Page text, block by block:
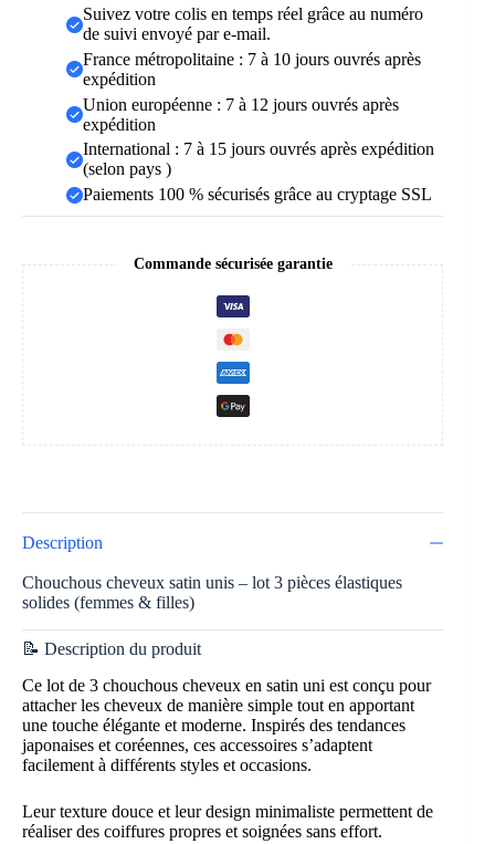
Suivez votre colis en temps réel grâce au numéro
de suivi envoyé par e-mail.
France métropolitaine : 7 à 10 jours ouvrés après
expédition
Union européenne : 7 à 12 jours ouvrés après
expédition
International : 7 à 15 jours ouvrés après expédition
(selon pays )
Paiements 100 % sécurisés grâce au cryptage SSL
Commande sécurisée garantie
Description
Chouchous cheveux satin unis – lot 3 pièces élastiques
solides (femmes & filles)
📝 Description du produit
Ce lot de 3 chouchous cheveux en satin uni est conçu pour
attacher les cheveux de manière simple tout en apportant
une touche élégante et moderne. Inspirés des tendances
japonaises et coréennes, ces accessoires s’adaptent
facilement à différents styles et occasions.
Leur texture douce et leur design minimaliste permettent de
réaliser des coiffures propres et soignées sans effort.